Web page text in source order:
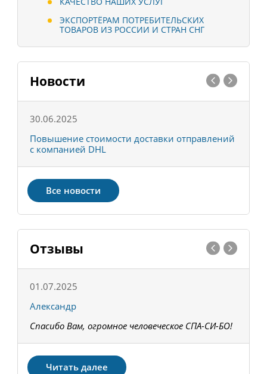
ЭКСПОРТЁРАМ ПОТРЕБИТЕЛЬСКИХ
ТОВАРОВ ИЗ РОССИИ И СТРАН СНГ
Новости
30.06.2025
Повышение стоимости доставки отправлений
с компанией DHL
Все новости
Отзывы
01.07.2025
Александр
Спасибо Вам, огромное человеческое СПА-СИ-БО!
Читать далее